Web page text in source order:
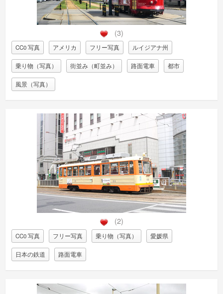
(3)
CC0 写真 アメリカ フリー写真 ルイジアナ州
乗り物（写真） 街並み（町並み） 路面電車 都市
風景（写真）
(2)
CC0 写真 フリー写真 乗り物（写真） 愛媛県
日本の鉄道 路面電車